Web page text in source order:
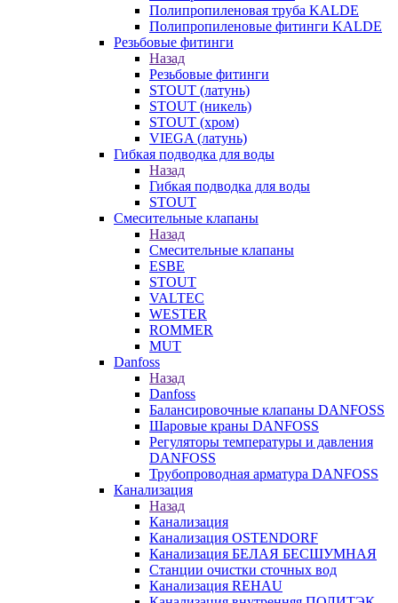
Полипропиленовая труба KALDE
Полипропиленовые фитинги KALDE
Резьбовые фитинги
Назад
Резьбовые фитинги
STOUT (латунь)
STOUT (никель)
STOUT (хром)
VIEGA (латунь)
Гибкая подводка для воды
Назад
Гибкая подводка для воды
STOUT
Смесительные клапаны
Назад
Смесительные клапаны
ESBE
STOUT
VALTEC
WESTER
ROMMER
MUT
Danfoss
Назад
Danfoss
Балансировочные клапаны DANFOSS
Шаровые краны DANFOSS
Регуляторы температуры и давления
DANFOSS
Трубопроводная арматура DANFOSS
Канализация
Назад
Канализация
Канализация OSTENDORF
Канализация БЕЛАЯ БЕСШУМНАЯ
Станции очистки сточных вод
Канализация REHAU